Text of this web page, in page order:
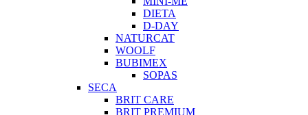
DIETA
D-DAY
NATURCAT
WOOLF
BUBIMEX
SOPAS
SECA
BRIT CARE
BRIT PREMIUM